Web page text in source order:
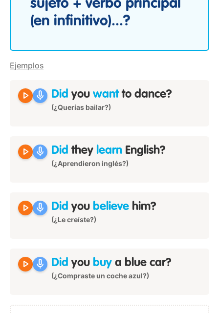
sujeto + verbo principal
(en infinitivo)...?
Ejemplos
play_arrow mic Did you wantto dance?
(¿Querías bailar?)
play_arrow mic Did they learn English?
(¿Aprendieron inglés?)
play_arrow mic Did you believe him?
(¿Le creíste?)
play_arrow mic Did you buy a blue car?
(¿Compraste un coche azul?)